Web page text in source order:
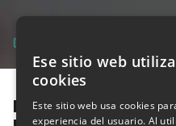
LA CASA DI
LA CASA DI
Ese sitio web utiliza
cookies
Este sitio web usa cookies
experiencia del usuario. Al